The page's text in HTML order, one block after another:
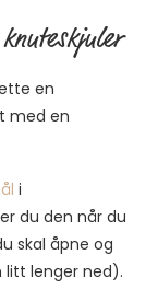
en
med en
i
du den når du
skal åpne og
litt lenger ned).